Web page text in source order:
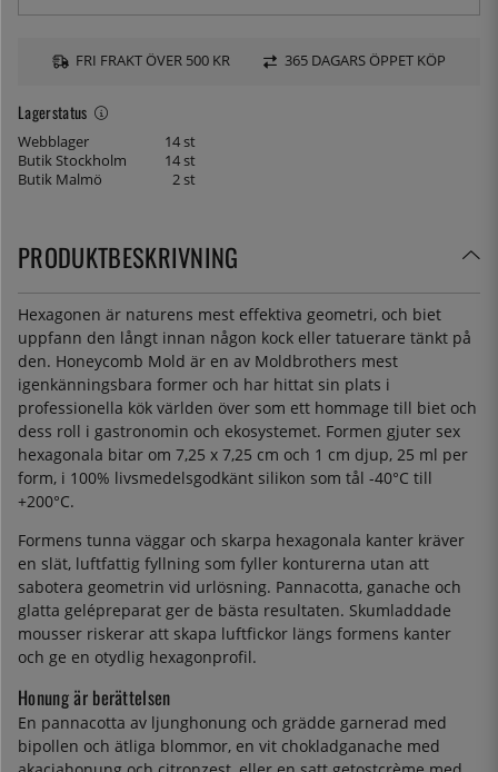
Lagerstatus
Webblager
14 st
Butik Stockholm
14 st
Butik Malmö
2 st
FRI FRAKT ÖVER 500 KR 365 DAGARS ÖPPET KÖP
PRODUKTBESKRIVNING
Hexagonen är naturens mest effektiva geometri, och biet
uppfann den långt innan någon kock eller tatuerare tänkt på
den. Honeycomb Mold är en av Moldbrothers mest
igenkänningsbara former och har hittat sin plats i
professionella kök världen över som ett hommage till biet och
dess roll i gastronomin och ekosystemet. Formen gjuter sex
hexagonala bitar om 7,25 x 7,25 cm och 1 cm djup, 25 ml per
form, i 100% livsmedelsgodkänt silikon som tål -40°C till
+200°C.
Formens tunna väggar och skarpa hexagonala kanter kräver
en slät, luftfattig fyllning som fyller konturerna utan att
sabotera geometrin vid urlösning. Pannacotta, ganache och
glatta gelépreparat ger de bästa resultaten. Skumladdade
mousser riskerar att skapa luftfickor längs formens kanter
och ge en otydlig hexagonprofil.
Honung är berättelsen
En pannacotta av ljunghonung och grädde garnerad med
bipollen och ätliga blommor, en vit chokladganache med